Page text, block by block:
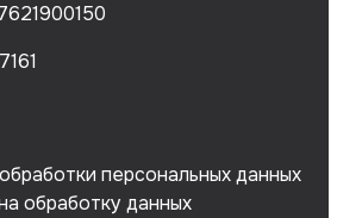
персональных данных
обработку данных